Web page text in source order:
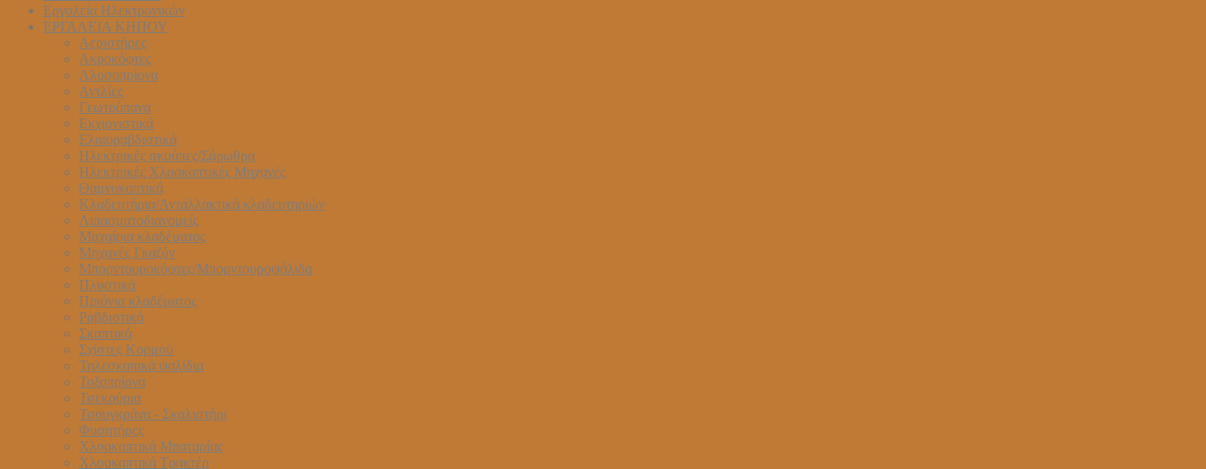
Εργαλεία Ηλεκτρονικών
ΕΡΓΑΛΕΙΑ ΚΗΠΟΥ
Αεριστήρες
Ακροκόφτες
Αλυσοπρίονα
Αντλίες
Γεωτρύπανα
Εκχιονιστικά
Ελαιοραβδιστικά
Ηλεκτρικές σκούπες/Σάρωθρα
Ηλεκτρικές Χλοοκοπτικές Μηχανές
Θαμνοκοπτικά
Κλαδευτήρια/Ανταλλακτικά κλαδευτηριών
Λιπασματοδιανομείς
Μαχαίρια κλαδέματος
Μηχανές Γκαζόν
Μπορντουροκόφτες/Μπορντουροψάλιδα
Πλυστικά
Πριόνια κλαδέματος
Ραβδιστικά
Σκαπτικά
Σχίστες Κορμού
Τηλεσκοπικά ψαλίδια
Τοξοπρίονα
Τσεκούρια
Τσουγκράνα - Σκαλιστήρι
Φυσητήρες
Χλοοκοπτικά Μπαταρίας
Χλοοκοπτικά Τρακτέρ